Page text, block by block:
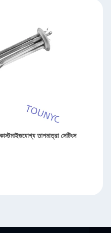
তাপমাত্রা সেটিংস